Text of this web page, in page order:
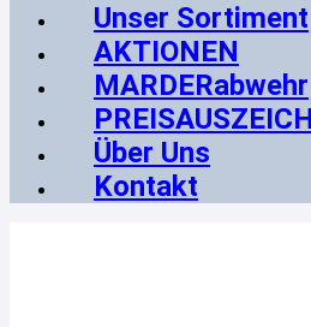
Unser Sortiment
AKTIONEN
MARDERabwehr
Über Uns
Kontakt